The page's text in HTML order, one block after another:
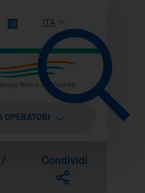
ITA
Facebook
Instagram
OPERATORI
/
Condividi